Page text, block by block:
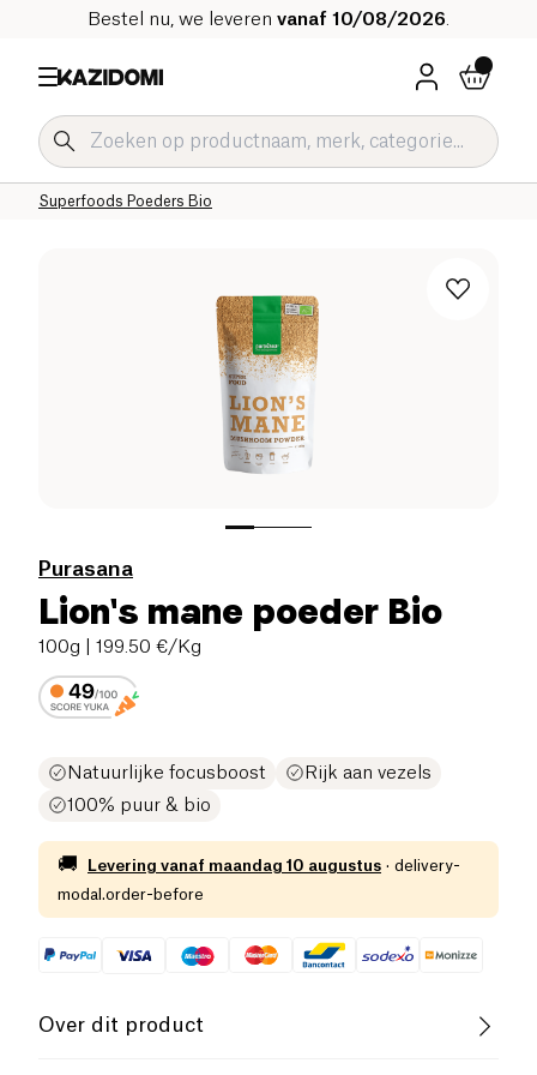
Bestel nu, we leveren vanaf 10/08/2026
Superfoods Poeders Bio
Superfoods en Welzijnsdranken Bio
Onze biologische catalogus
Home
Purasana
Lion's mane poeder Bio
100g | 199.50 €/Kg
Natuurlijke focusboost
Rijk aan vezels
100% puur & bio
🚚 Levering vanaf maandag 10 augustus · delivery-
modal.order-before
Over dit product